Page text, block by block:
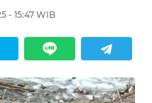
- 15:47 WIB